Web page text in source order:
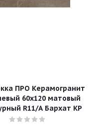
ПРО Керамогранит
60х120 матовый
R11/A Бархат КР